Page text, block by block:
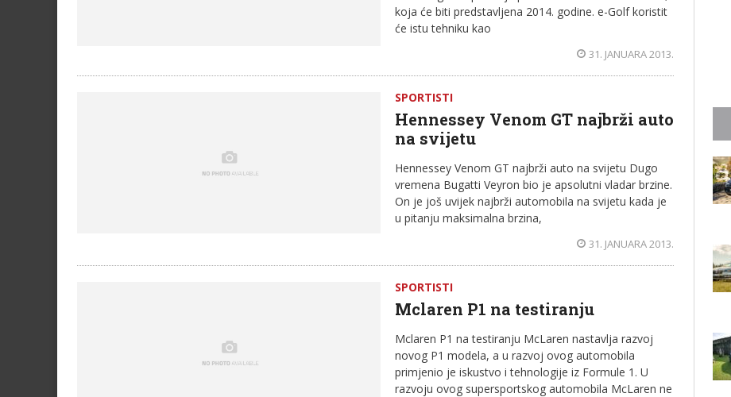
koja će biti predstavljena 2014. godine. e-Golf koristit
će istu tehniku kao
31. JANUARA 2013.
SPORTISTI
Hennessey Venom GT najbrži auto
na svijetu
Hennessey Venom GT najbrži auto na svijetu Dugo
vremena Bugatti Veyron bio je apsolutni vladar brzine.
On je još uvijek najbrži automobila na svijetu kada je
u pitanju maksimalna brzina,
31. JANUARA 2013.
SPORTISTI
Mclaren P1 na testiranju
Mclaren P1 na testiranju McLaren nastavlja razvoj
novog P1 modela, a u razvoj ovog automobila
primjenio je iskustvo i tehnologije iz Formule 1. U
razvoju ovog supersportskog automobila McLaren ne